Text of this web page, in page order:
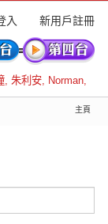
入 新用戶註冊
, 朱利安, Norman,
主頁